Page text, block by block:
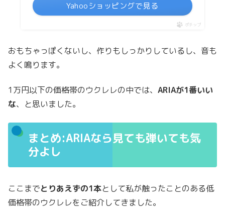
Yahooショッピングで見る
ポチップ
おもちゃっぽくないし、作りもしっかりしているし、音も
よく鳴ります。
1万円以下の価格帯のウクレレの中では、 ARIAが1番いい
な、と思いました。
まとめ:ARIAなら見ても弾いても気
分よし
ここまでとりあえずの1本として私が触ったことのある低
価格帯のウクレレをご紹介してきました。